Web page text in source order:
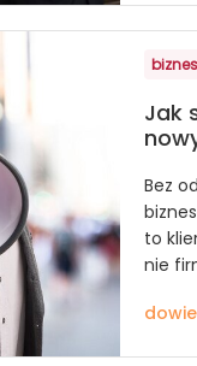
biznes
Jak
Bez
to
nie